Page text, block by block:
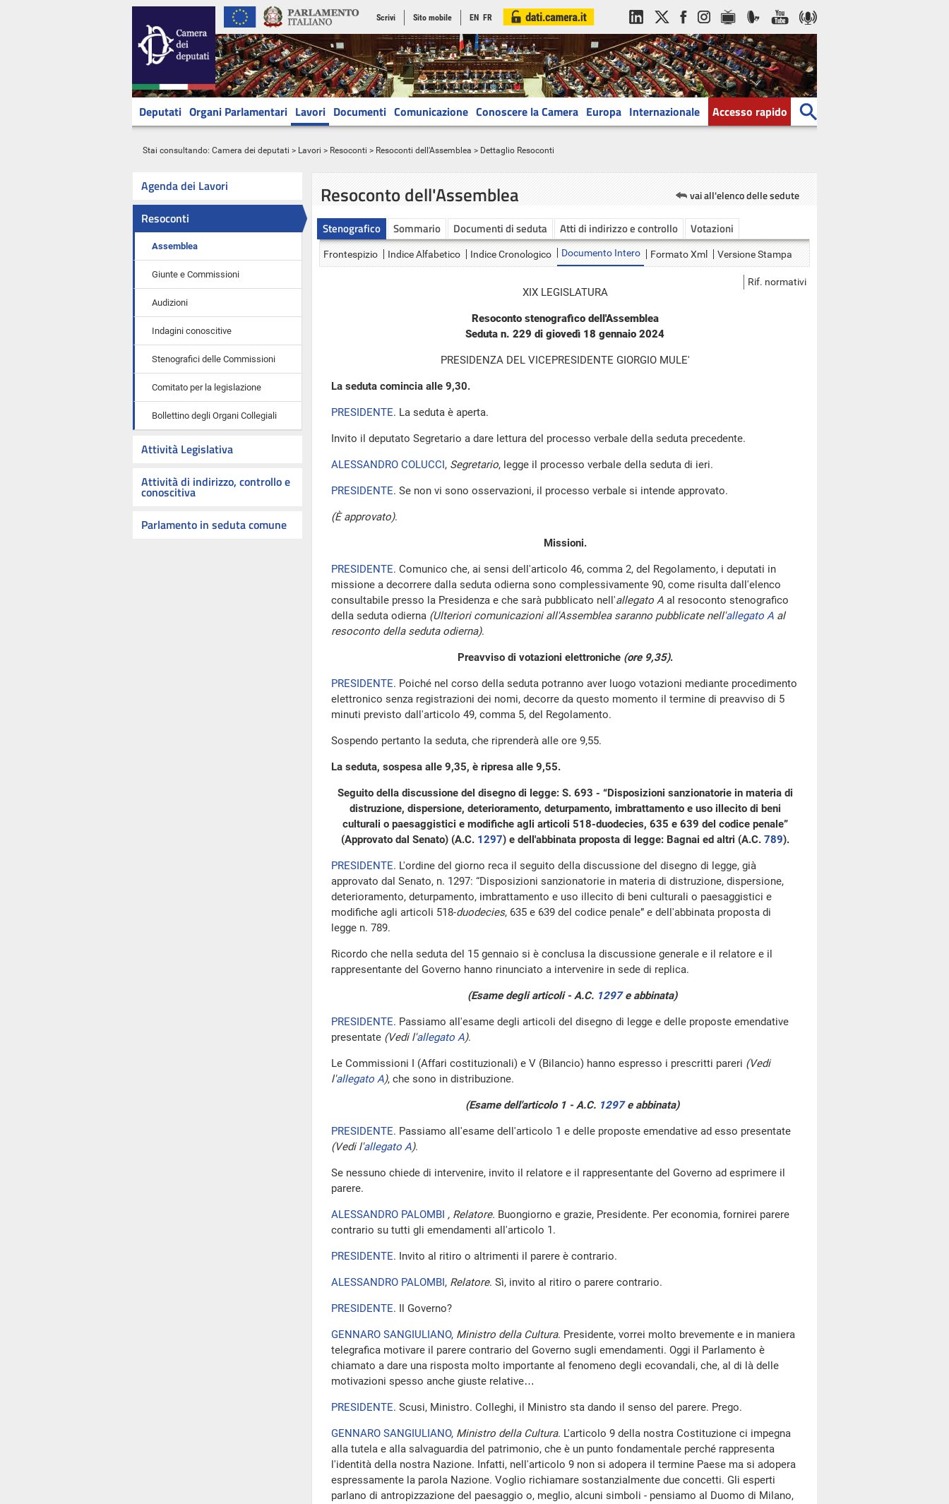
Scrivi Sito mobile EN FR
Deputati Organi Parlamentari Lavori Documenti Comunicazione Conoscere la Camera Europa Internazionale Accesso rapido
Stai consultando: Camera dei deputati > Lavori > Resoconti > Resoconti dell'Assemblea > Dettaglio Resoconti
Agenda dei Lavori
Resoconti
Assemblea
Giunte e Commissioni
Audizioni
Indagini conoscitive
Stenografici delle Commissioni
Comitato per la legislazione
Bollettino degli Organi Collegiali
Attività Legislativa
Attività di indirizzo, controllo e
conoscitiva
Parlamento in seduta comune
Resoconto dell'Assemblea vai all'elenco delle sedute
Stenografico Sommario Documenti di seduta Atti di indirizzo e controllo Votazioni
Frontespizio Indice Alfabetico Indice Cronologico Documento Intero Formato Xml Versione Stampa
Rif. normativi
XIX LEGISLATURA
Resoconto stenografico dell'Assemblea
Seduta n. 229 di giovedì 18 gennaio 2024
PRESIDENZA DEL VICEPRESIDENTE GIORGIO MULE'
La seduta comincia alle 9,30.
PRESIDENTE. La seduta è aperta.
Invito il deputato Segretario a dare lettura del processo verbale della seduta precedente.
ALESSANDRO COLUCCI, Segretario, legge il processo verbale della seduta di ieri.
PRESIDENTE. Se non vi sono osservazioni, il processo verbale si intende approvato.
(È approvato).
Missioni.
PRESIDENTE. Comunico che, ai sensi dell'articolo 46, comma 2, del Regolamento, i deputati in
missione a decorrere dalla seduta odierna sono complessivamente 90, come risulta dall'elenco
consultabile presso la Presidenza e che sarà pubblicato nell'allegato A al resoconto stenografico
della seduta odierna (Ulteriori comunicazioni all'Assemblea saranno pubblicate nell'allegato A al
resoconto della seduta odierna).
Preavviso di votazioni elettroniche (ore 9,35).
PRESIDENTE. Poiché nel corso della seduta potranno aver luogo votazioni mediante procedimento
elettronico senza registrazioni dei nomi, decorre da questo momento il termine di preavviso di 5
minuti previsto dall'articolo 49, comma 5, del Regolamento.
Sospendo pertanto la seduta, che riprenderà alle ore 9,55.
La seduta, sospesa alle 9,35, è ripresa alle 9,55.
Seguito della discussione del disegno di legge: S. 693 - “Disposizioni sanzionatorie in materia di
distruzione, dispersione, deterioramento, deturpamento, imbrattamento e uso illecito di beni
culturali o paesaggistici e modifiche agli articoli 518-duodecies, 635 e 639 del codice penale”
(Approvato dal Senato) (A.C. 1297​) e dell'abbinata proposta di legge: Bagnai ed altri (A.C. 789​).
PRESIDENTE. L'ordine del giorno reca il seguito della discussione del disegno di legge, già
approvato dal Senato, n. 1297: “Disposizioni sanzionatorie in materia di distruzione, dispersione,
deterioramento, deturpamento, imbrattamento e uso illecito di beni culturali o paesaggistici e
modifiche agli articoli 518-duodecies, 635 e 639 del codice penale” e dell'abbinata proposta di
legge n. 789.
Ricordo che nella seduta del 15 gennaio si è conclusa la discussione generale e il relatore e il
rappresentante del Governo hanno rinunciato a intervenire in sede di replica.
(Esame degli articoli - A.C. 1297​ e abbinata)
PRESIDENTE. Passiamo all'esame degli articoli del disegno di legge e delle proposte emendative
presentate (Vedi l'allegato A).
Le Commissioni I (Affari costituzionali) e V (Bilancio) hanno espresso i prescritti pareri (Vedi
l'allegato A), che sono in distribuzione.
(Esame dell'articolo 1 - A.C. 1297​ e abbinata)
PRESIDENTE. Passiamo all'esame dell'articolo 1 e delle proposte emendative ad esso presentate
(Vedi l'allegato A).
Se nessuno chiede di intervenire, invito il relatore e il rappresentante del Governo ad esprimere il
parere.
ALESSANDRO PALOMBI , Relatore. Buongiorno e grazie, Presidente. Per economia, fornirei parere
contrario su tutti gli emendamenti all'articolo 1.
PRESIDENTE. Invito al ritiro o altrimenti il parere è contrario.
ALESSANDRO PALOMBI, Relatore. Sì, invito al ritiro o parere contrario.
PRESIDENTE. Il Governo?
GENNARO SANGIULIANO, Ministro della Cultura. Presidente, vorrei molto brevemente e in maniera
telegrafica motivare il parere contrario del Governo sugli emendamenti. Oggi il Parlamento è
chiamato a dare una risposta molto importante al fenomeno degli ecovandali, che, al di là delle
motivazioni spesso anche giuste relative…
PRESIDENTE. Scusi, Ministro. Colleghi, il Ministro sta dando il senso del parere. Prego.
GENNARO SANGIULIANO, Ministro della Cultura. L'articolo 9 della nostra Costituzione ci impegna
alla tutela e alla salvaguardia del patrimonio, che è un punto fondamentale perché rappresenta
l'identità della nostra Nazione. Infatti, nell'articolo 9 non si adopera il termine Paese ma si adopera
espressamente la parola Nazione. Voglio richiamare sostanzialmente due concetti. Gli esperti
parlano di antropizzazione del paesaggio o, meglio, alcuni simboli - pensiamo al Duomo di Milano,